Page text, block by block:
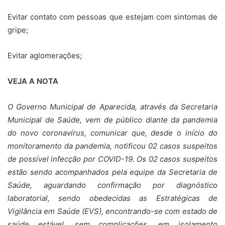
Evitar contato com pessoas que estejam com sintomas de
gripe;
Evitar aglomerações;
VEJA A NOTA
O Governo Municipal de Aparecida, através da Secretaria
Municipal de Saúde, vem de público diante da pandemia
do novo coronavírus, comunicar que, desde o início do
monitoramento da pandemia, notificou 02 casos suspeitos
de possível infecção por COVID-19. Os 02 casos suspeitos
estão sendo acompanhados pela equipe da Secretaria de
Saúde, aguardando confirmação por diagnóstico
laboratorial, sendo obedecidas as Estratégicas de
Vigilância em Saúde (EVS), encontrando-se com estado de